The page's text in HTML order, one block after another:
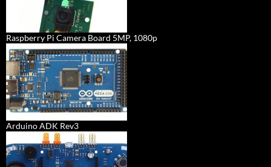
Raspberry Pi Camera Board 5MP, 1080p
Arduino ADK Rev3